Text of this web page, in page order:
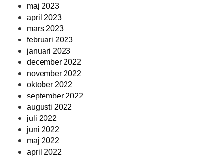
maj 2023
april 2023
mars 2023
februari 2023
januari 2023
december 2022
november 2022
oktober 2022
september 2022
augusti 2022
juli 2022
juni 2022
maj 2022
april 2022